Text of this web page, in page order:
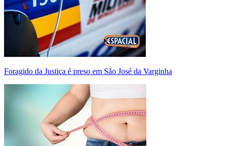
Foragido da Justiça é preso em São José da Varginha